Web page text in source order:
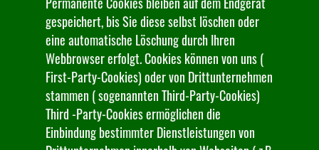
gespeichert, bis Sie diese selbst löschen oder
eine automatische Löschung durch Ihren
Webbrowser erfolgt. Cookies können von uns (
First-Party-Cookies) oder von Drittunternehmen
stammen ( sogenannten Third-Party-Cookies)
Third -Party-Cookies ermöglichen die
Einbindung bestimmter Dienstleistungen von